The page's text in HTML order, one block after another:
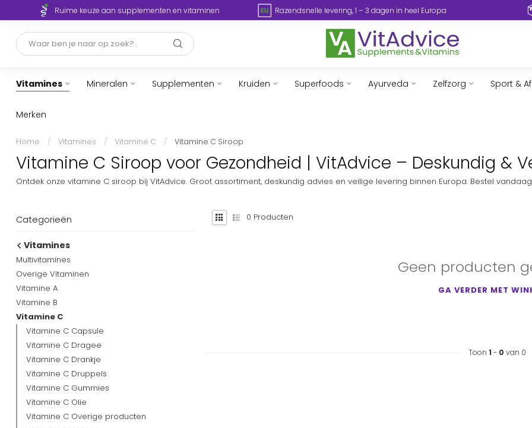
Ruime keuze aan supplementen en vitaminen Razendsnelle levering, 1 – 3 dagen in heel Europa
Vitamines Mineralen Supplementen Kruiden Superfoods Ayurveda Zelfzorg Sport &
Merken
Home / Vitamines / Vitamine C / Vitamine C Siroop
Vitamine C Siroop voor Gezondheid | VitAdvice – Deskundig &
Ontdek onze vitamine C siroop bij VitAdvice. Groot assortiment, deskundig advies en veilige levering binnen Europa. Bestel
Categorieën
Vitamines
Multivitamines
Overige Vitaminen
Vitamine A
Vitamine B
Vitamine C
Vitamine C Capsule
Vitamine C Dragee
Vitamine C Drankje
Vitamine C Druppels
Vitamine C Gummies
Vitamine C Olie
Vitamine C Overige producten
0 Producten
Geen producten
GA VERDER MET
Toon 1 - 0 van 0